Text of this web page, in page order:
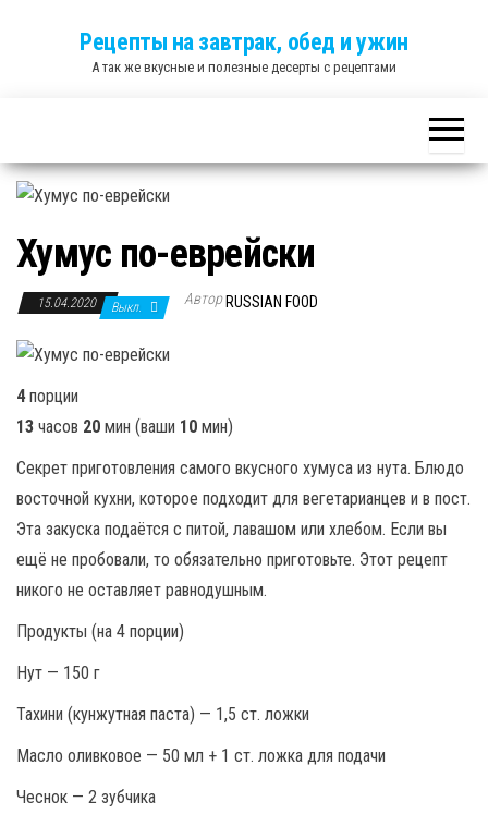
Рецепты на завтрак, обед и ужин
А так же вкусные и полезные десерты с рецептами
Хумус по-еврейски
15.04.2020 Выкл. Автор RUSSIAN FOOD
4порции
13 часов 20 мин (ваши 10 мин)
Секрет приготовления самого вкусного хумуса из нута. Блюдо
восточной кухни, которое подходит для вегетарианцев и в пост.
Эта закуска подаётся с питой, лавашом или хлебом. Если вы
ещё не пробовали, то обязательно приготовьте. Этот рецепт
никого не оставляет равнодушным.
Продукты (на 4 порции)
Нут — 150 г
Тахини (кунжутная паста) — 1,5 ст. ложки
Масло оливковое — 50 мл + 1 ст. ложка для подачи
Чеснок — 2 зубчика